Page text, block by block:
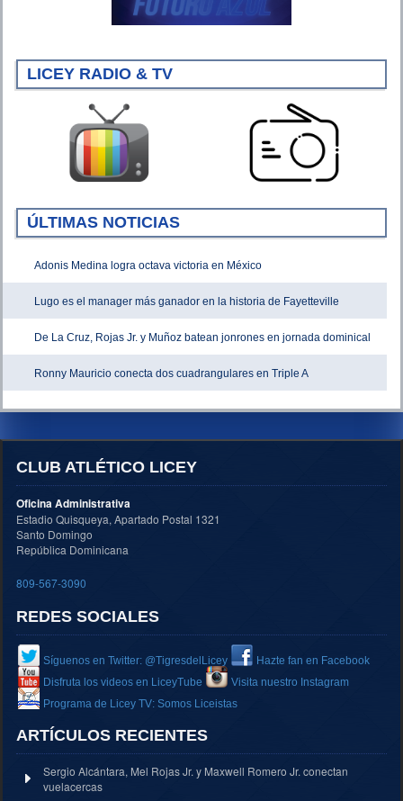
LICEY RADIO & TV
ÚLTIMAS NOTICIAS
Adonis Medina logra octava victoria en México
Lugo es el manager más ganador en la historia de Fayetteville
De La Cruz, Rojas Jr. y Muñoz batean jonrones en jornada dominical
Ronny Mauricio conecta dos cuadrangulares en Triple A
CLUB ATLÉTICO LICEY
Oficina Administrativa
Estadio Quisqueya, Apartado Postal 1321
Santo Domingo
República Dominicana
809-567-3090
REDES SOCIALES
Síguenos en Twitter: @TigresdelLicey
Hazte fan en Facebook
Disfruta los videos en LiceyTube
Visita nuestro Instagram
Programa de Licey TV: Somos Liceistas
ARTÍCULOS RECIENTES
Sergio Alcántara, Mel Rojas Jr. y Maxwell Romero Jr. conectan
vuelacercas